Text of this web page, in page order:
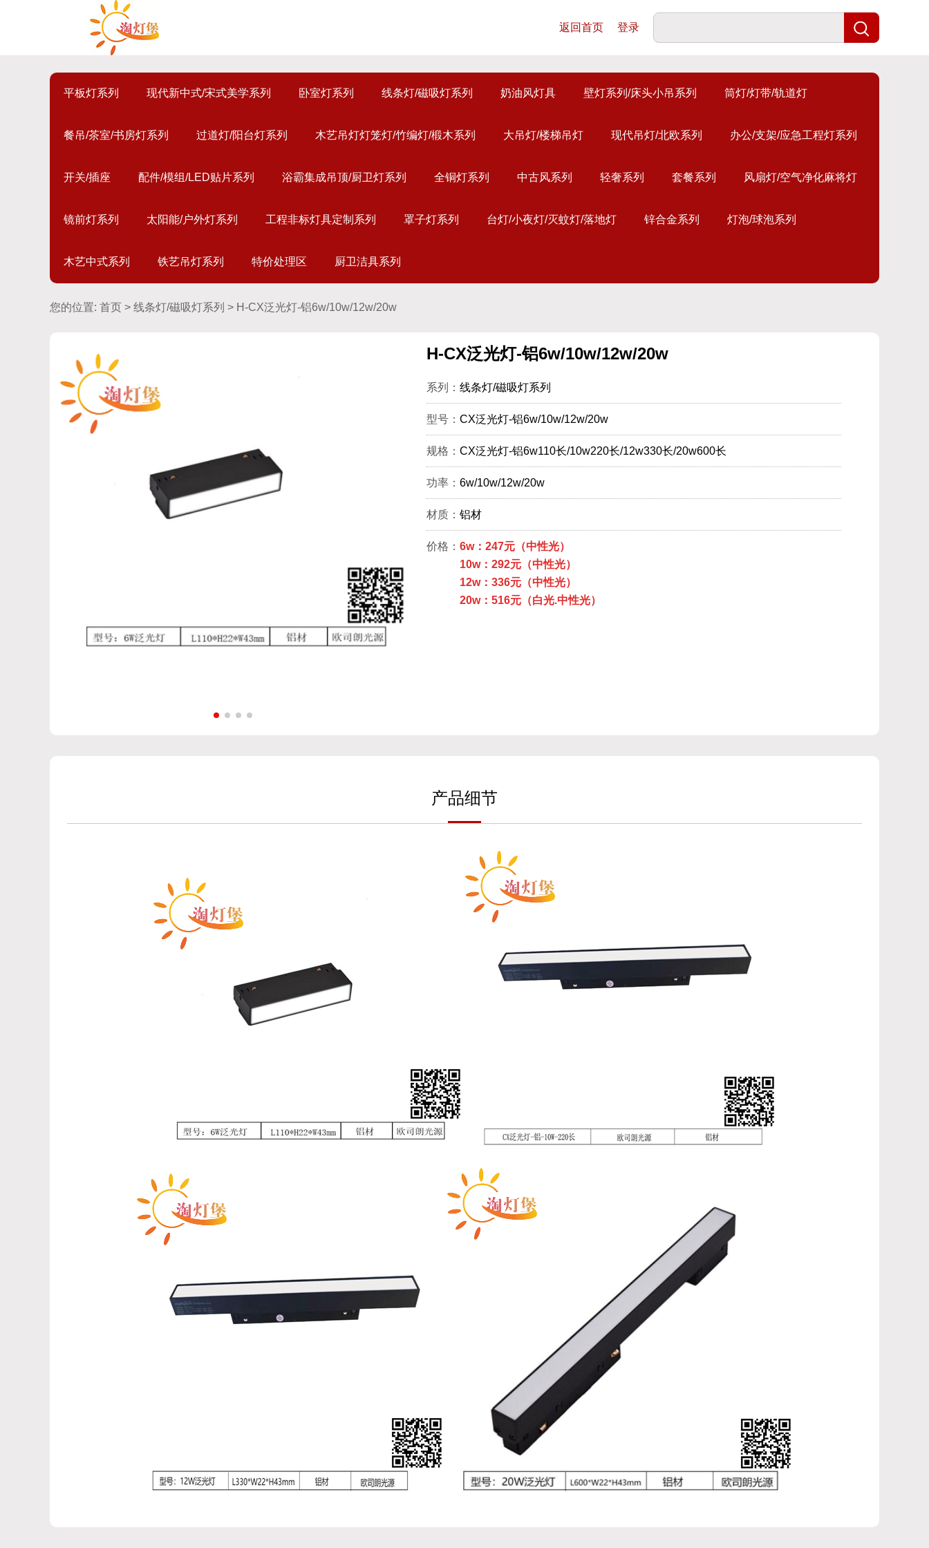
返回首页 登录
平板灯系列 现代新中式/宋式美学系列 卧室灯系列 线条灯/磁吸灯系列 奶油风灯具 壁灯系列/床头小吊系列 筒灯/灯带/轨道灯
餐吊/茶室/书房灯系列 过道灯/阳台灯系列 木艺吊灯灯笼灯/竹编灯/椴木系列 大吊灯/楼梯吊灯 现代吊灯/北欧系列 办公/支架/应急工程灯系列
开关/插座 配件/模组/LED贴片系列 浴霸集成吊顶/厨卫灯系列 全铜灯系列 中古风系列 轻奢系列 套餐系列 风扇灯/空气净化麻将灯
镜前灯系列 太阳能/户外灯系列 工程非标灯具定制系列 罩子灯系列 台灯/小夜灯/灭蚊灯/落地灯 锌合金系列 灯泡/球泡系列
木艺中式系列 铁艺吊灯系列 特价处理区 厨卫洁具系列
您的位置: 首页 > 线条灯/磁吸灯系列 > H-CX泛光灯-铝6w/10w/12w/20w
H-CX泛光灯-铝6w/10w/12w/20w
系列： 线条灯/磁吸灯系列
型号： CX泛光灯-铝6w/10w/12w/20w
规格： CX泛光灯-铝6w110长/10w220长/12w330长/20w600长
功率： 6w/10w/12w/20w
材质： 铝材
价格： 6w：247元（中性光）
10w：292元（中性光）
12w：336元（中性光）
20w：516元（白光.中性光）
产品细节